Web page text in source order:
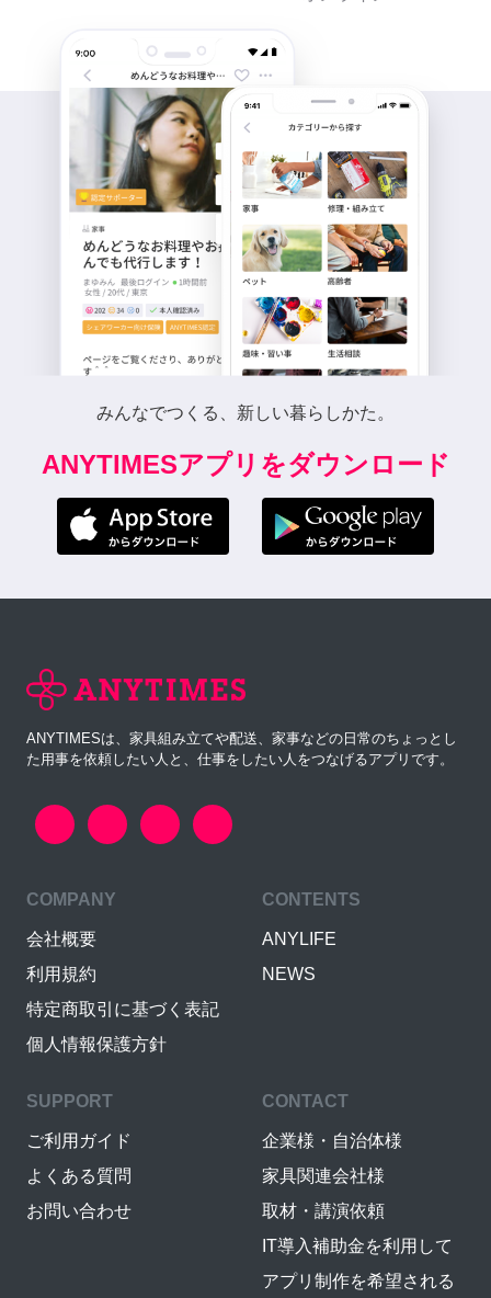
みんなでつくる、新しい暮らしかた。
ANYTIMESアプリをダウンロード
ANYTIMESは、家具組み立てや配送、家事などの日常のちょっとし
た用事を依頼したい人と、仕事をしたい人をつなげるアプリです。
COMPANY
会社概要
利用規約
特定商取引に基づく表記
個人情報保護方針
CONTENTS
ANYLIFE
NEWS
SUPPORT
ご利用ガイド
よくある質問
お問い合わせ
CONTACT
企業様・自治体様
家具関連会社様
取材・講演依頼
IT導入補助金を利用して
アプリ制作を希望される